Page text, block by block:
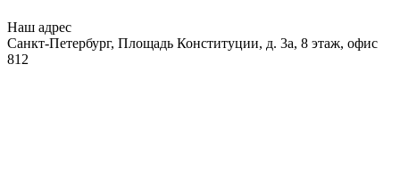
Наш адрес
Санкт-Петербург, Площадь Конституции, д. 3а, 8 этаж, офис
812